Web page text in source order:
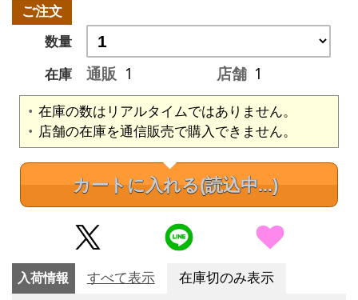
ご注文
数量
在庫
通販 1 店舗 1
在庫の数はリアルタイムではありません。
店舗の在庫を通信販売で購入できません。
カートに入れる(読込中...)
入荷情報 すべて表示 在庫切のみ表示